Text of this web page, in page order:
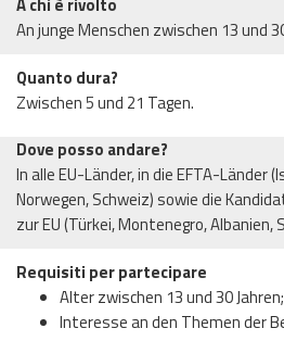
An junge Menschen zwischen 13 und
Quanto dura?
Zwischen 5 und 21 Tagen.
Dove posso andare?
In alle EU-Länder, in die EFTA-Länder
Norwegen, Schweiz) sowie die
zur EU (Türkei, Montenegro, Albanien,
Requisiti per partecipare
Alter zwischen 13 und 30 Jahren;
Interesse an den Themen der